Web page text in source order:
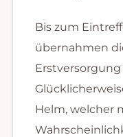
Bis zum
übernahmen
Helm, welcher